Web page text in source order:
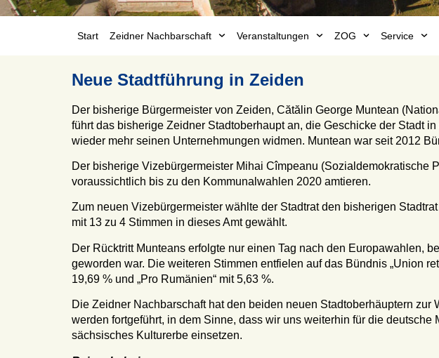
Start Zeidner Nachbarschaft Veranstaltungen ZOG Service
Neue Stadtführung in Zeiden
Der bisherige Bürgermeister von Zeiden, Cătălin George Muntean
führt das bisherige Zeidner Stadtoberhaupt an, die Geschicke der Stadt
wieder mehr seinen Unternehmungen widmen. Muntean war seit 2012
Der bisherige Vizebürgermeister Mihai Cîmpeanu (Sozialdemokratische
voraussichtlich bis zu den Kommunalwahlen 2020 amtieren.
Zum neuen Vizebürgermeister wählte der Stadtrat den bisherigen
mit 13 zu 4 Stimmen in dieses Amt gewählt.
Der Rücktritt Munteans erfolgte nur einen Tag nach den Europawahlen,
geworden war. Die weiteren Stimmen entfielen auf das Bündnis „Union
19,69 % und „Pro Rumänien“ mit 5,63 %.
Die Zeidner Nachbarschaft hat den beiden neuen Stadtoberhäuptern
werden fortgeführt, in dem Sinne, dass wir uns weiterhin für die
sächsisches Kulturerbe einsetzen.